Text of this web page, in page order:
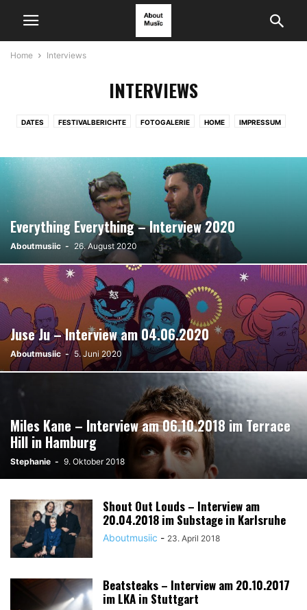
Home Interviews
INTERVIEWS
DATES FESTIVALBERICHTE FOTOGALERIE HOME IMPRESSUM
PLATTENTEST SETLISTEN VORBERICHTE VORBERICHTE FESTIVALS
Everything Everything – Interview 2020
Aboutmusiic - 26. August 2020
Juse Ju – Interview am 04.06.2020
Aboutmusiic - 5. Juni 2020
Miles Kane – Interview am 06.10.2018 im Terrace
Hill in Hamburg
Stephanie - 9. Oktober 2018
Shout Out Louds – Interview am
20.04.2018 im Substage in Karlsruhe
Aboutmusiic - 23. April 2018
Beatsteaks – Interview am 20.10.2017
im LKA in Stuttgart